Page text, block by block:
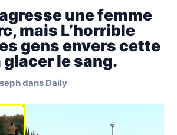
une femme
mais L’horrible
gens envers cette
le sang.
dans Daily